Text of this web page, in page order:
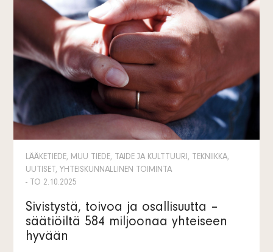
LÄÄKETIEDE, MUU TIEDE, TAIDE JA KULTTUURI, TEKNIIKKA,
UUTISET, YHTEISKUNNALLINEN TOIMINTA
- TO 2.10.2025
Sivistystä, toivoa ja osallisuutta –
säätiöiltä 584 miljoonaa yhteiseen
hyvään